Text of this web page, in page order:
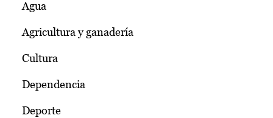
Agua
Agricultura y ganadería
Cultura
Dependencia
Deporte